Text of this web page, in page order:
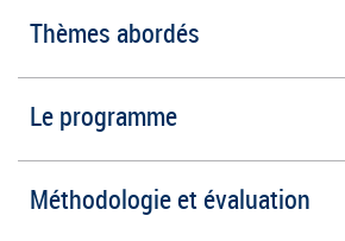
Thèmes abordés
Le programme
Méthodologie et évaluation